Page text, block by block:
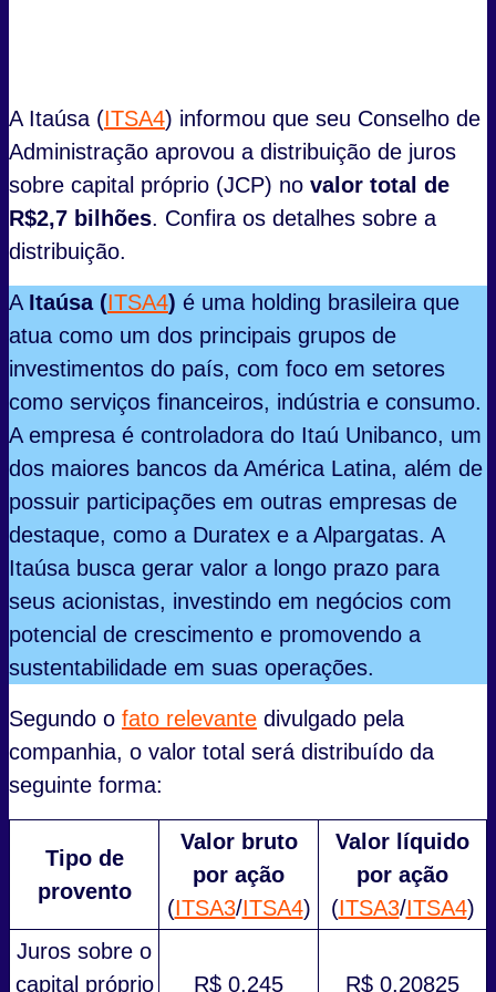
A Itaúsa (ITSA4) informou que seu Conselho de
Administração aprovou a distribuição de juros
sobre capital próprio (JCP) no valor total de
R$2,7 bilhões. Confira os detalhes sobre a
distribuição.
A Itaúsa (ITSA4) é uma holding brasileira que
atua como um dos principais grupos de
investimentos do país, com foco em setores
como serviços financeiros, indústria e consumo.
A empresa é controladora do Itaú Unibanco, um
dos maiores bancos da América Latina, além de
possuir participações em outras empresas de
destaque, como a Duratex e a Alpargatas. A
Itaúsa busca gerar valor a longo prazo para
seus acionistas, investindo em negócios com
potencial de crescimento e promovendo a
sustentabilidade em suas operações.
Segundo o fato relevante divulgado pela
companhia, o valor total será distribuído da
seguinte forma:
Tipo de
provento
Valor bruto
por ação
(ITSA3/ITSA4)
Valor líquido
por ação
(ITSA3/ITSA4)
Juros sobre o
capital próprio
R$ 0,245 R$ 0,20825